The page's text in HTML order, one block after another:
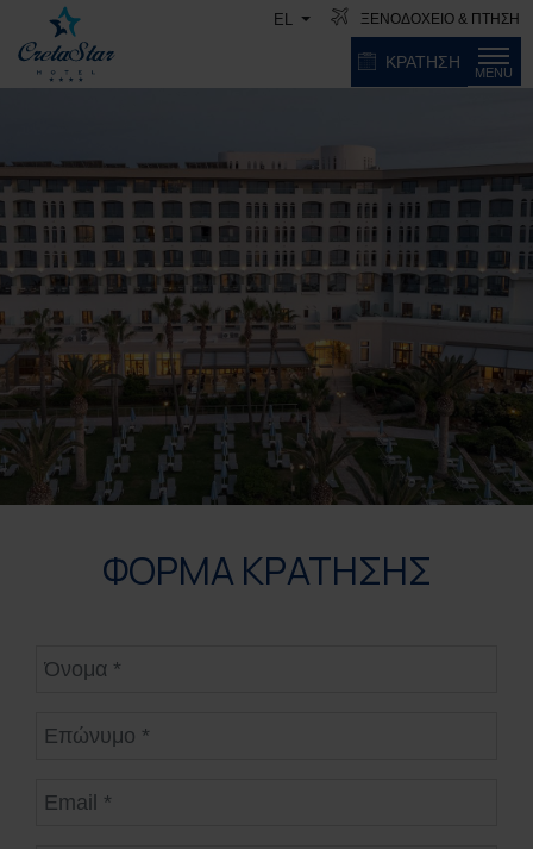
EL ΞΕΝΟΔΟΧΕΙΟ & ΠΤΗΣΗ
MENU
ΚΡΑΤΗΣΗ
ΦΟΡΜΑ ΚΡΑΤΗΣΗΣ